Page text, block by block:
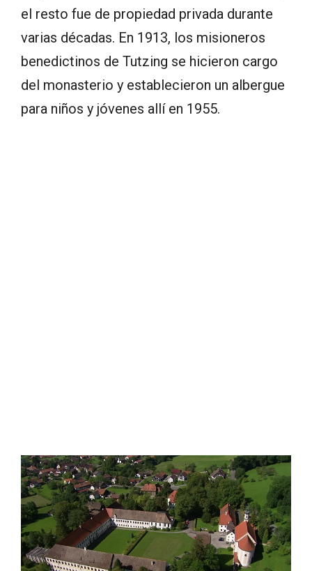
el resto fue de propiedad privada durante
varias décadas. En 1913, los misioneros
benedictinos de Tutzing se hicieron cargo
del monasterio y establecieron un albergue
para niños y jóvenes allí en 1955.